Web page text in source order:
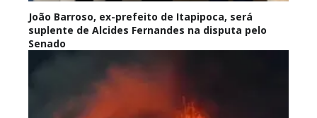
João Barroso, ex-prefeito de Itapipoca, será
suplente de Alcides Fernandes na disputa pelo
Senado